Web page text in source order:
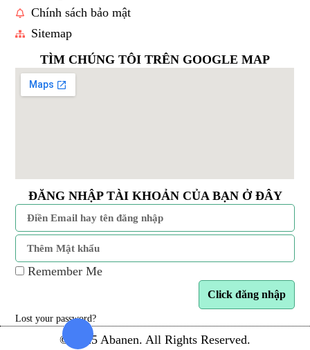
Chính sách bảo mật
Sitemap
TÌM CHÚNG TÔI TRÊN GOOGLE MAP
ĐĂNG NHẬP TÀI KHOẢN CỦA BẠN Ở ĐÂY
Remember Me
Click đăng nhập
Lost your password?
© 2025 Abanen. All Rights Reserved.